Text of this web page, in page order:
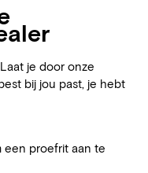
je door onze
bij jou past, je hebt
een proefrit aan te